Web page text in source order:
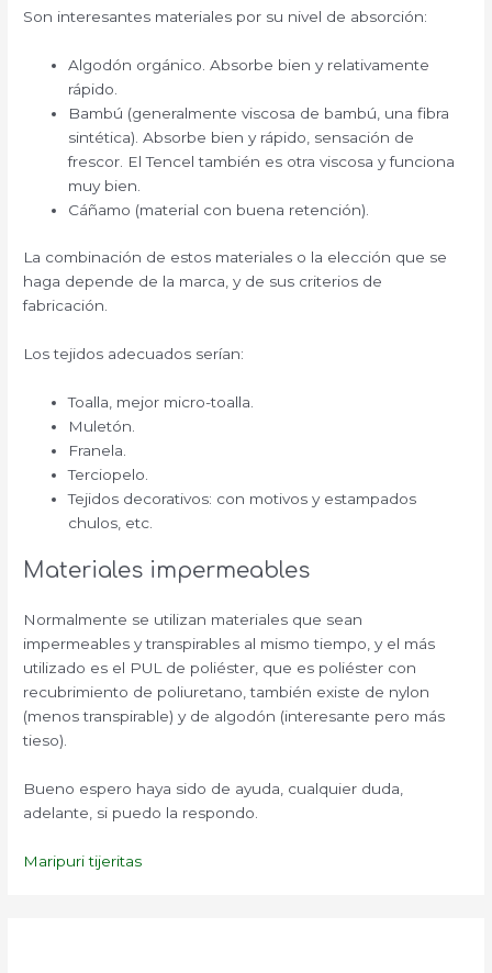
Son interesantes materiales por su nivel de absorción:
Algodón orgánico. Absorbe bien y relativamente
rápido.
Bambú (generalmente viscosa de bambú, una fibra
sintética). Absorbe bien y rápido, sensación de
frescor. El Tencel también es otra viscosa y funciona
muy bien.
Cáñamo (material con buena retención).
La combinación de estos materiales o la elección que se
haga depende de la marca, y de sus criterios de
fabricación.
Los tejidos adecuados serían:
Toalla, mejor micro-toalla.
Muletón.
Franela.
Terciopelo.
Tejidos decorativos: con motivos y estampados
chulos, etc.
Materiales impermeables
Normalmente se utilizan materiales que sean
impermeables y transpirables al mismo tiempo, y el más
utilizado es el PUL de poliéster, que es poliéster con
recubrimiento de poliuretano, también existe de nylon
(menos transpirable) y de algodón (interesante pero más
tieso).
Bueno espero haya sido de ayuda, cualquier duda,
adelante, si puedo la respondo.
Maripuri tijeritas